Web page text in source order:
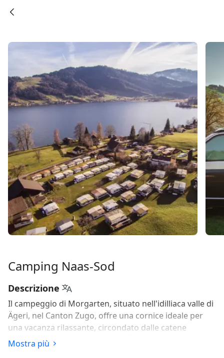
Camping Naas-Sod
Descrizione
Il campeggio di Morgarten, situato nell'idilliaca valle di
Ägeri, nel Canton Zugo, offre una cornice ideale per
una vacanza rilassante, circondato dalle catene
montuose prealpine del lago di Ägeri e da una natura
mozzafiato. La zona circostante offre una rete ideale di
Mostra più